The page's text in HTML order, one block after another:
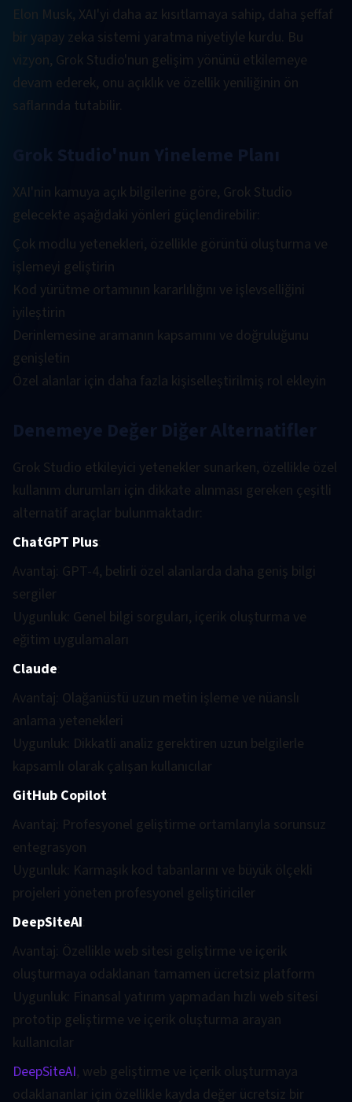
Elon Musk, XAI'yi daha az kısıtlamaya sahip, daha şeffaf
bir yapay zeka sistemi yaratma niyetiyle kurdu. Bu
vizyon, Grok Studio'nun gelişim yönünü etkilemeye
devam ederek, onu açıklık ve özellik yeniliğinin ön
saflarında tutabilir.
Grok Studio'nun Yineleme Planı
XAI'nin kamuya açık bilgilerine göre, Grok Studio
gelecekte aşağıdaki yönleri güçlendirebilir:
Çok modlu yetenekleri, özellikle görüntü oluşturma ve
işlemeyi geliştirin
Kod yürütme ortamının kararlılığını ve işlevselliğini
iyileştirin
Derinlemesine aramanın kapsamını ve doğruluğunu
genişletin
Özel alanlar için daha fazla kişiselleştirilmiş rol ekleyin
Denemeye Değer Diğer Alternatifler
Grok Studio etkileyici yetenekler sunarken, özellikle özel
kullanım durumları için dikkate alınması gereken çeşitli
alternatif araçlar bulunmaktadır:
ChatGPT Plus:
Avantaj: GPT-4, belirli özel alanlarda daha geniş bilgi
sergiler
Uygunluk: Genel bilgi sorguları, içerik oluşturma ve
eğitim uygulamaları
Claude:
Avantaj: Olağanüstü uzun metin işleme ve nüanslı
anlama yetenekleri
Uygunluk: Dikkatli analiz gerektiren uzun belgilerle
kapsamlı olarak çalışan kullanıcılar
GitHub Copilot:
Avantaj: Profesyonel geliştirme ortamlarıyla sorunsuz
entegrasyon
Uygunluk: Karmaşık kod tabanlarını ve büyük ölçekli
projeleri yöneten profesyonel geliştiriciler
DeepSiteAI:
Avantaj: Özellikle web sitesi geliştirme ve içerik
oluşturmaya odaklanan tamamen ücretsiz platform
Uygunluk: Finansal yatırım yapmadan hızlı web sitesi
prototip geliştirme ve içerik oluşturma arayan
kullanıcılar
DeepSiteAI, web geliştirme ve içerik oluşturmaya
odaklananlar için özellikle kayda değer ücretsiz bir